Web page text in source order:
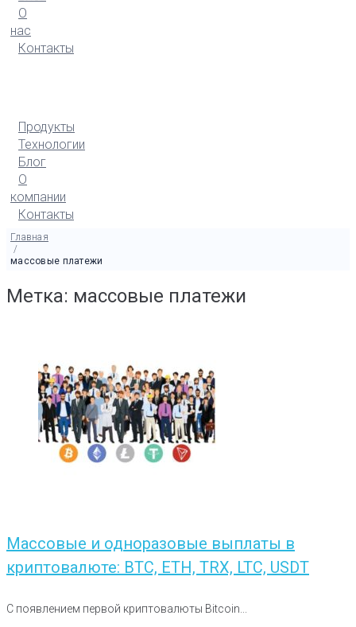
О
нас
Контакты
Продукты
Технологии
Блог
О
компании
Контакты
Главная
/
массовые платежи
Метка: массовые платежи
Массовые и одноразовые выплаты в
криптовалюте: BTC, ETH, TRX, LTC, USDT
С появлением первой криптовалюты Bitcoin...